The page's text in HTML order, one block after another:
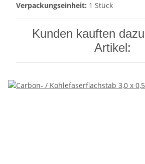
Verpackungseinheit: 1 Stück
Kunden kauften
Artikel: